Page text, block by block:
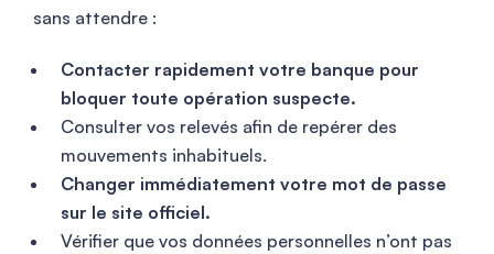
sans attendre :
Contacter rapidement votre banque pour
bloquer toute opération suspecte.
Consulter vos relevés afin de repérer des
mouvements inhabituels.
Changer immédiatement votre mot de passe
sur le site officiel.
Vérifier que vos données personnelles n’ont pas